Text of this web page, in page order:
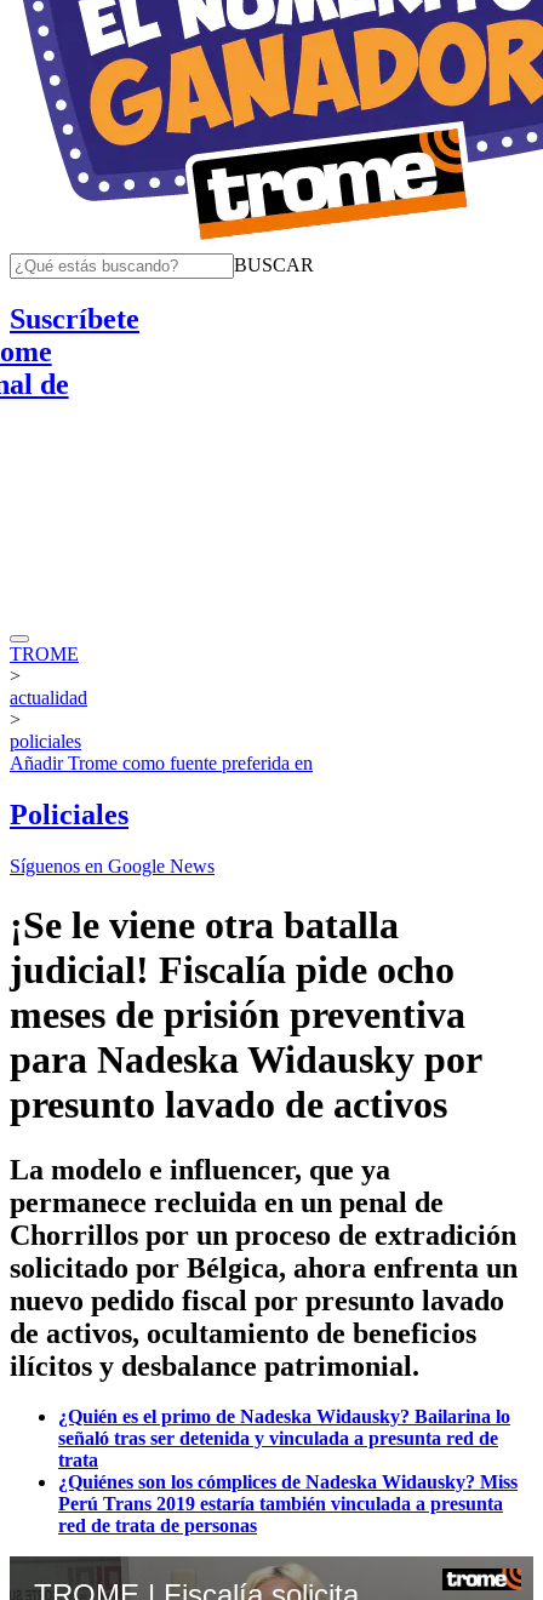
BUSCAR
Suscríbete
TROME
>
actualidad
>
policiales
AñadirTrome como fuente preferida en
Policiales
Síguenos en Google News
¡Se le viene otra batalla
judicial! Fiscalía pide ocho
meses de prisión preventiva
para Nadeska Widausky por
presunto lavado de activos
La modelo e influencer, que ya
permanece recluida en un penal de
Chorrillos por un proceso de extradición
solicitado por Bélgica, ahora enfrenta un
nuevo pedido fiscal por presunto lavado
de activos, ocultamiento de beneficios
ilícitos y desbalance patrimonial.
¿Quién es el primo de Nadeska Widausky? Bailarina lo
señaló tras ser detenida y vinculada a presunta red de
trata
¿Quiénes son los cómplices de Nadeska Widausky? Miss
Perú Trans 2019 estaría también vinculada a presunta
red de trata de personas